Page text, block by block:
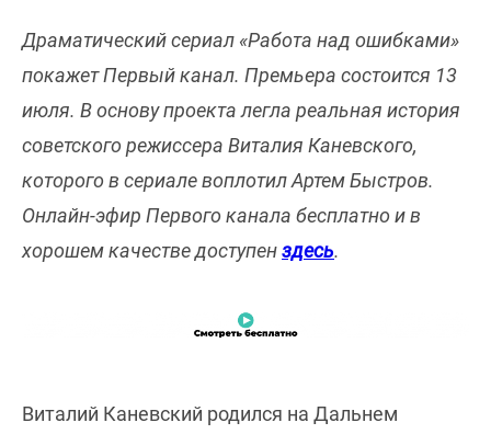
Драматический сериал «Работа над ошибками»
покажет Первый канал. Премьера состоится 13
июля. В основу проекта легла реальная история
советского режиссера Виталия Каневского,
которого в сериале воплотил Артем Быстров.
Онлайн-эфир Первого канала бесплатно и в
хорошем качестве доступенздесь.
Виталий Каневский родился на Дальнем